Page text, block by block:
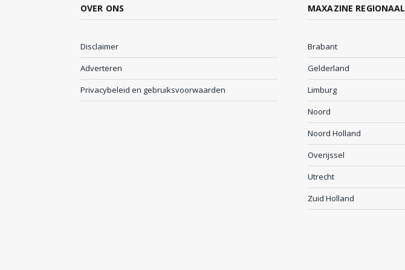
OVER ONS
Disclaimer
Adverteren
Privacybeleid en gebruiksvoorwaarden
MAXAZINE REGIONAAL
Brabant
Gelderland
Limburg
Noord
Noord Holland
Overijssel
Utrecht
Zuid Holland